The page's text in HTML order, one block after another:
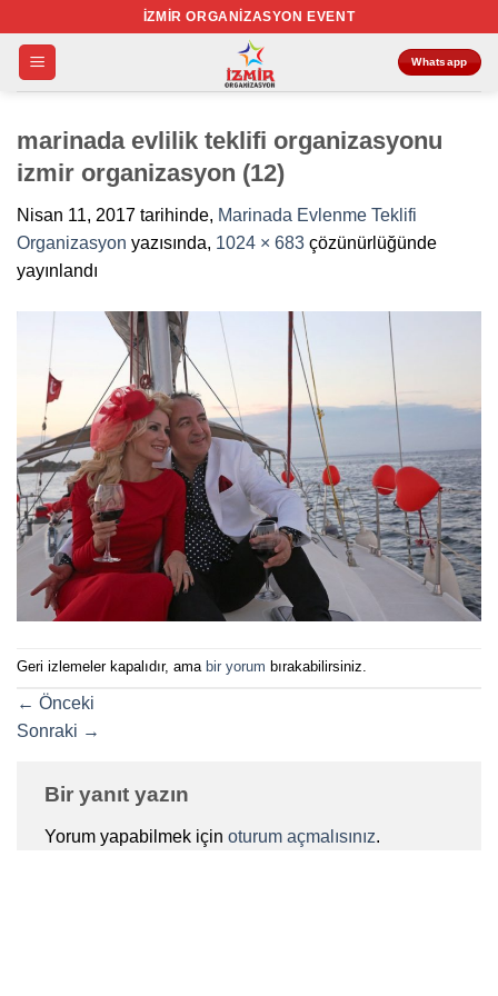
atla
İZMIR ORGANIZASYON EVENT
Whatsapp
marinada evlilik teklifi organizasyonu
izmir organizasyon (12)
Nisan 11, 2017 tarihinde, Marinada Evlenme Teklifi
Organizasyon yazısında, 1024 × 683 çözünürlüğünde
yayınlandı
Geri izlemeler kapalıdır, ama bir yorum bırakabilirsiniz.
← Önceki
Sonraki →
Bir yanıt yazın
Yorum yapabilmek için oturum açmalısınız.